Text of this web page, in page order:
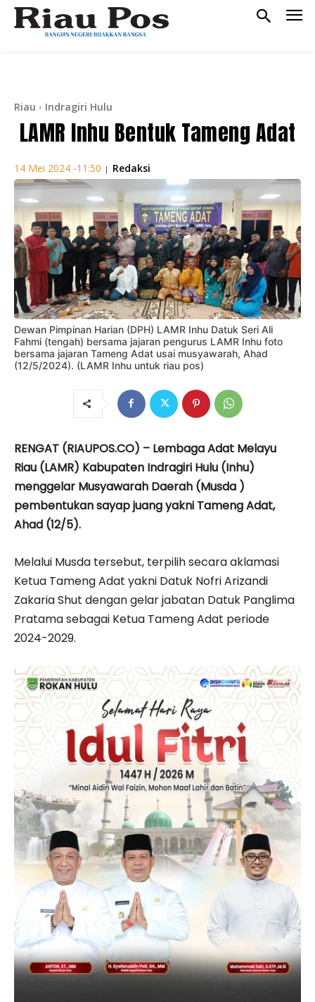
Riau Indragiri Hulu
LAMR Inhu Bentuk Tameng Adat
14 Mei 2024 -11:50 | Redaksi
Dewan Pimpinan Harian (DPH) LAMR Inhu Datuk Seri Ali
Fahmi (tengah) bersama jajaran pengurus LAMR Inhu foto
bersama jajaran Tameng Adat usai musyawarah, Ahad
(12/5/2024). (LAMR Inhu untuk riau pos)
RENGAT (RIAUPOS.CO) – Lembaga Adat Melayu
Riau (LAMR) Kabupaten Indragiri Hulu (Inhu)
menggelar Musyawarah Daerah (Musda )
pembentukan sayap juang yakni Tameng Adat,
Ahad (12/5).
Melalui Musda tersebut, terpilih secara aklamasi
Ketua Tameng Adat yakni Datuk Nofri Arizandi
Zakaria Shut dengan gelar jabatan Datuk Panglima
Pratama sebagai Ketua Tameng Adat periode
2024-2029.